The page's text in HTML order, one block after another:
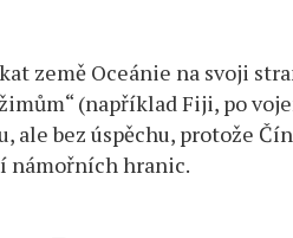
země Oceánie na svoji
(například Fiji, po
ale bez úspěchu, protože
námořních hranic.